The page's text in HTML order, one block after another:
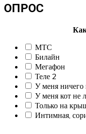
ОПРОС
МТС
Билайн
Мегафон
Теле 2
У меня ничего
У меня кот не
Только на
Интимная,